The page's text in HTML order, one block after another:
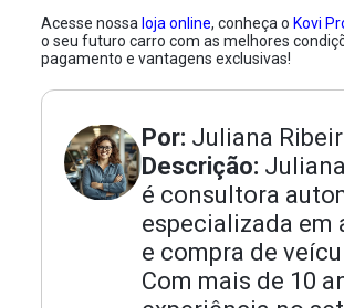
Acesse nossa loja online, conheça o Kovi
o seu futuro carro com as melhores
pagamento e vantagens exclusivas!
Por: Juliana
Descrição:
é consultora
especializada em
e compra de
Com mais de 10